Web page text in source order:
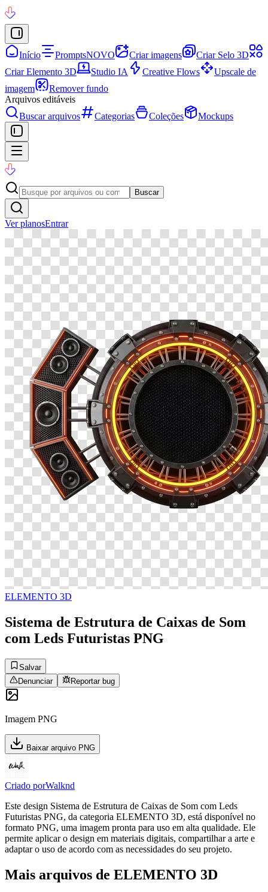
Início PromptsNOVO Criar imagens
Criar Selo 3D
Criar Elemento 3D
Studio IA Creative Flows
Upscale de
imagem
Remover fundo
Arquivos editáveis
Buscar arquivos
Categorias Coleções Mockups
Buscar
Ver planosEntrar
ELEMENTO 3D
Sistema de Estrutura de Caixas de Som
com Leds Futuristas PNG
Salvar
Denunciar
Reportar bug
Imagem PNG
Baixar arquivo PNG
Criado porWalknd
Este design Sistema de Estrutura de Caixas de Som com Leds
Futuristas PNG, da categoria ELEMENTO 3D, está disponível no
formato PNG, uma imagem pronta para uso em alta qualidade. Ele
permite aplicar o design em materiais digitais, compartilhar a arte e
adaptar o uso de acordo com as necessidades do seu projeto.
Mais arquivos de ELEMENTO 3D